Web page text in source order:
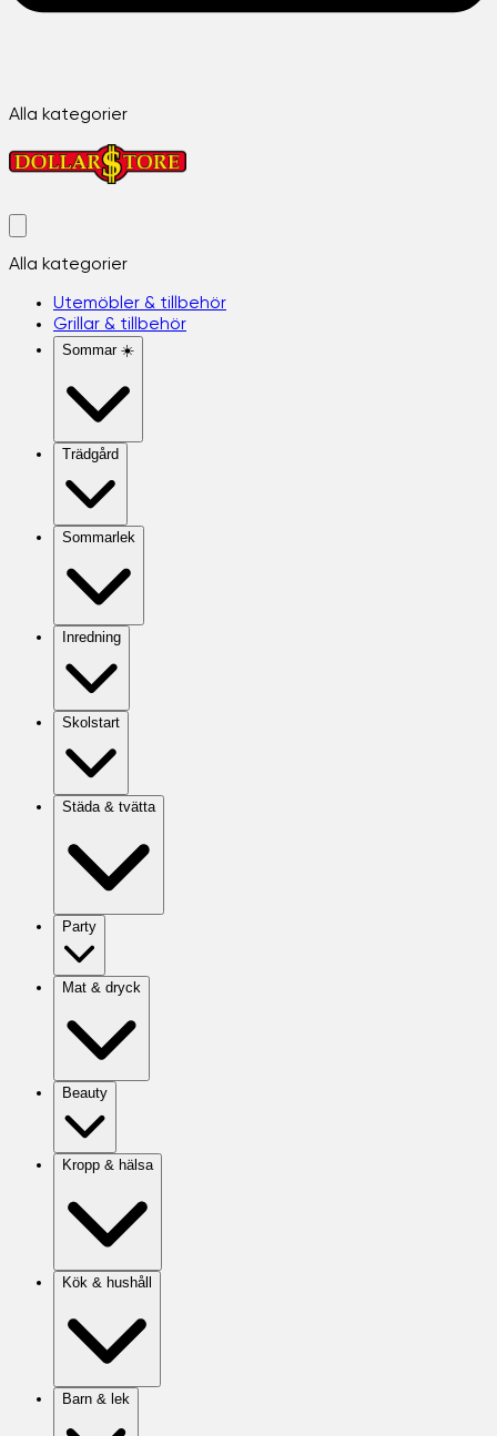
Alla kategorier
Alla kategorier
Utemöbler & tillbehör
Grillar & tillbehör
Sommar ☀️
Trädgård
Sommarlek
Inredning
Skolstart
Städa & tvätta
Party
Mat & dryck
Beauty
Kropp & hälsa
Kök & hushåll
Barn & lek